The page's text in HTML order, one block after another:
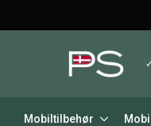
Mobiltilbehør